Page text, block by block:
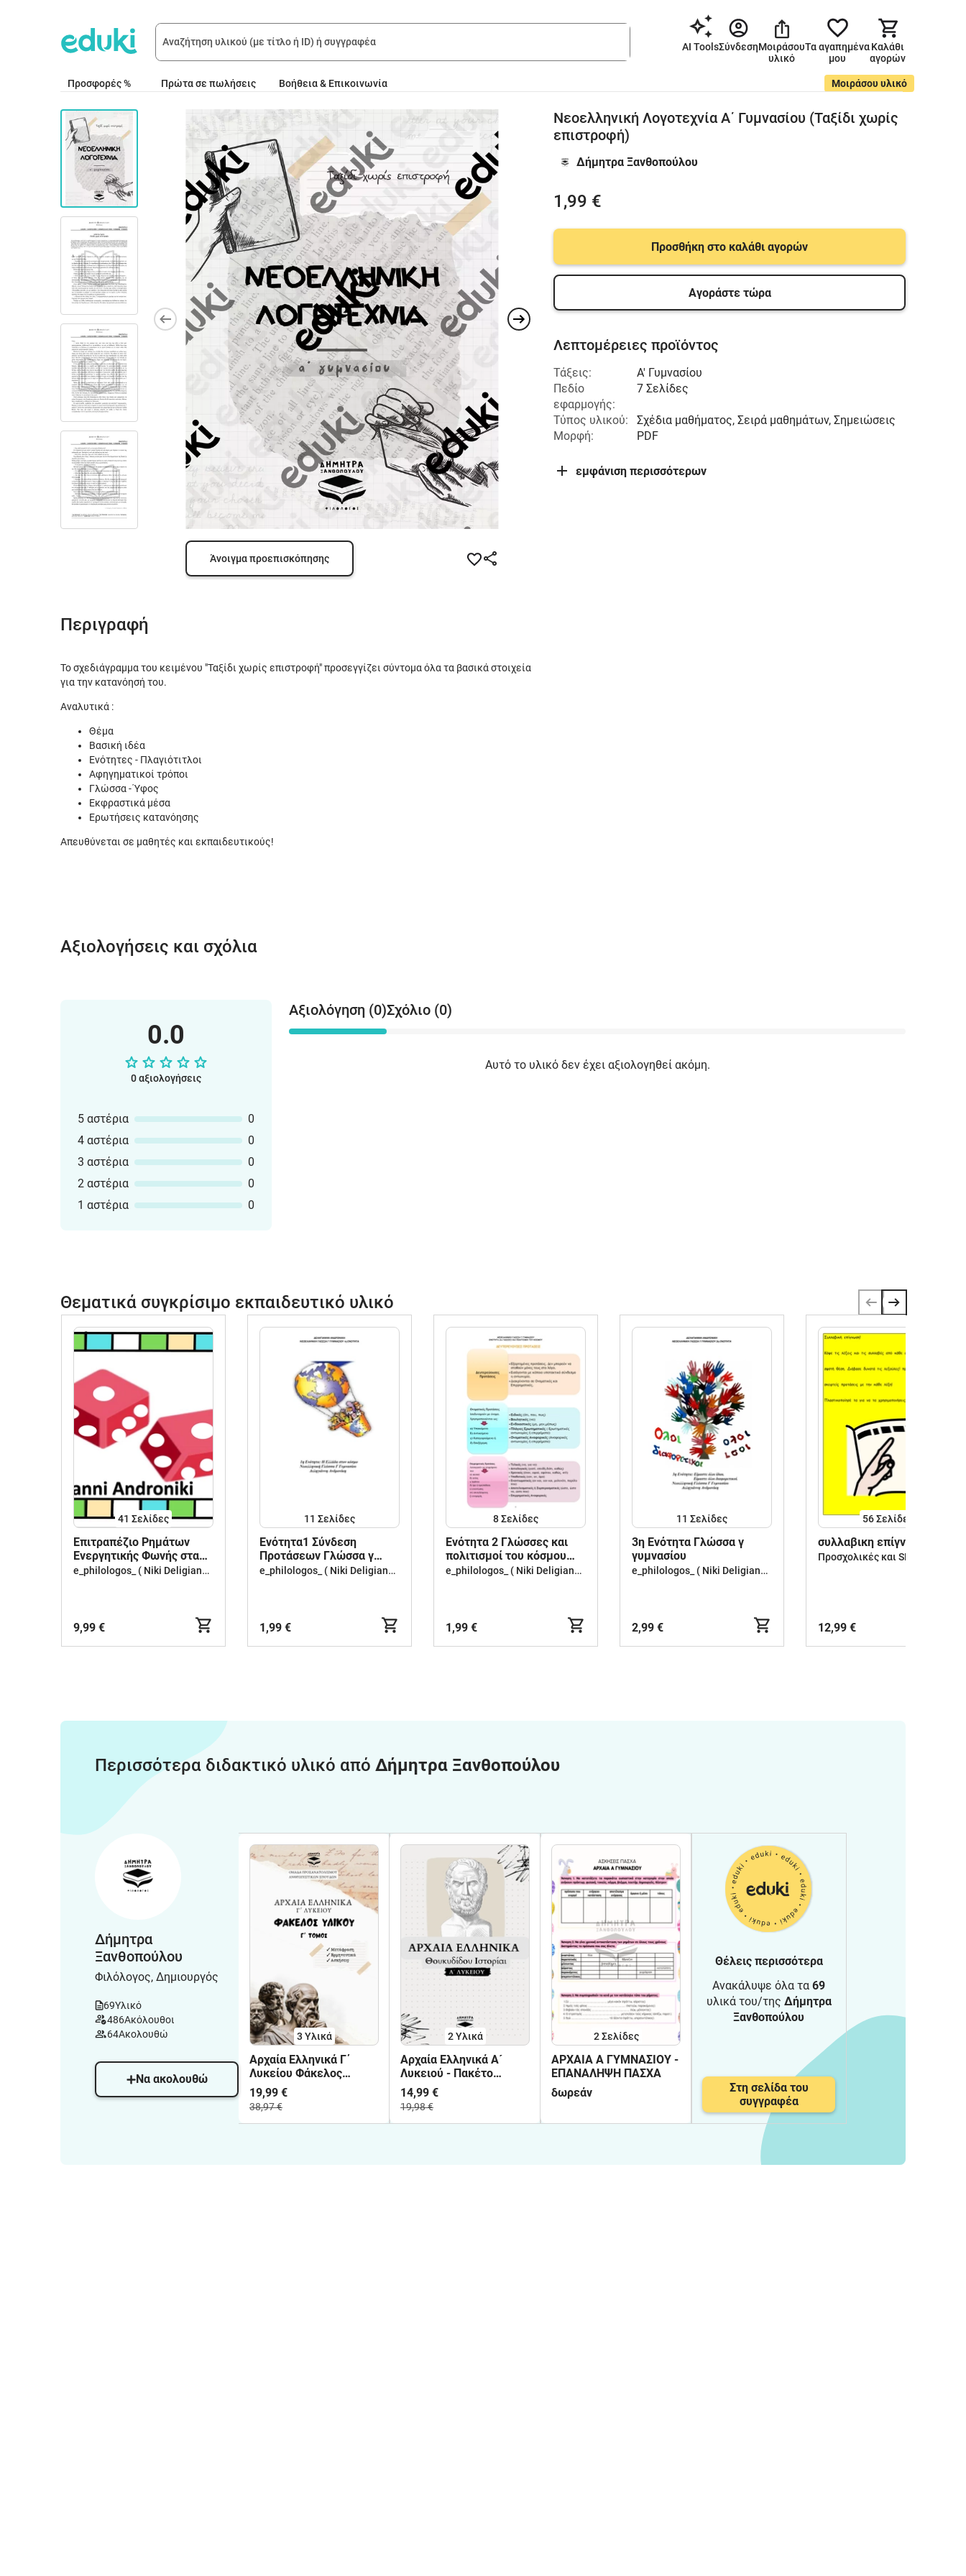
AI ToolsΣύνδεσηΜοιράσου
υλικό
Τα αγαπημένα
μου
Καλάθι
αγορών
Προσφορές % Πρώτα σε πωλήσεις Μοιράσου υλικό
Βοήθεια & Επικοινωνία
Άνοιγμα προεπισκόπησης
Περιγραφή
Το σχεδιάγραμμα του κειμένου "Ταξίδι χωρίς επιστροφή" προσεγγίζει σύντομα όλα τα βασικά στοιχεία
για την κατανόησή του.
Αναλυτικά :
Θέμα
Βασική ιδέα
Ενότητες - Πλαγιότιτλοι
Αφηγηματικοί τρόποι
Γλώσσα - Ύφος
Εκφραστικά μέσα
Ερωτήσεις κατανόησης
Απευθύνεται σε μαθητές και εκπαιδευτικούς!
Νεοελληνική Λογοτεχνία Α΄ Γυμνασίου (Ταξίδι χωρίς
επιστροφή)
Δήμητρα Ξανθοπούλου
1,99 €
Προσθήκη στο καλάθι αγορών
Αγοράστε τώρα
Λεπτομέρειες προϊόντος
Τάξεις:
Α' Γυμνασίου
Πεδίο
εφαρμογής:
7 Σελίδες
Τύπος υλικού:
Σχέδια μαθήματος, Σειρά μαθημάτων, Σημειώσεις
Μορφή:
PDF
εμφάνιση περισσότερων
Αξιολογήσεις και σχόλια
0.0
0 αξιολογήσεις
5 αστέρια
0
4 αστέρια
0
3 αστέρια
0
2 αστέρια
0
1 αστέρια
0
Αξιολόγηση (0)Σχόλιο (0)
Αυτό το υλικό δεν έχει αξιολογηθεί ακόμη.
Θεματικά συγκρίσιμο εκπαιδευτικό υλικό
41 Σελίδες
Επιτραπέζιο Ρημάτων
Ενεργητικής Φωνής στα
αρχαία ελληνικά
e_philologos_ ( Niki Deligianni )
9,99 €
11 Σελίδες
Ενότητα1 Σύνδεση
Προτάσεων Γλώσσα γ
γυμν
e_philologos_ ( Niki Deligianni )
1,99 €
8Σελίδες
Ενότητα 2 Γλώσσες και
πολιτισμοί του κόσμου
(Ονοματικές Προτάσεις)e_philologos_ ( Niki Deligianni )
1,99 €
11 Σελίδες
3η Ενότητα Γλώσσα γ
γυμνασίου
e_philologos_ ( Niki Deligianni )
2,99 €
56Σελίδες
συλλαβικη επίγνωση
12,99 €
Περισσότερα διδακτικό υλικό από Δήμητρα Ξανθοπούλου
Δήμητρα
Ξανθοπούλου
Φιλόλογος, Δημιουργός
69Υλικό
486Ακόλουθοι
64Ακολουθώ
Να ακολουθώ
3 Υλικά
Αρχαία Ελληνικά Γ΄
Λυκείου Φάκελος
Υλικού - Πακέτο υλικού
19,99 €
38,97 €
2 Υλικά
Αρχαία Ελληνικά Α´
Λυκειού - Πακέτο
υλικού
14,99 €
19,98 €
2Σελίδες
ΑΡΧΑΙΑ Α ΓΥΜΝΑΣΙΟΥ -
ΕΠΑΝΑΛΗΨΗ ΠΑΣΧΑ
δωρεάν
Θέλεις περισσότερα
Ανακάλυψε όλα τα 69
υλικά του/της Δήμητρα
Ξανθοπούλου
Στη σελίδα του
συγγραφέα